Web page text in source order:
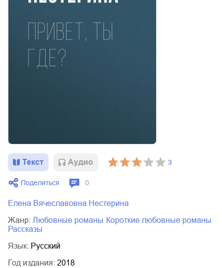
Текст Aудио 3
Поделиться 0
Елена Вячеславовна Нестерина
Жанр:
любовные романы
короткие любовные романы
рассказы
Язык: Русский
Год издания: 2018